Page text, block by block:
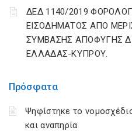
Πρόσφατα
Ψηφίστηκε το
και αναπηρία
ΔΕΔ 1140/2019
ΕΙΣΟΔΗΜΑΤΟΣ ΑΠΟ
ΣΥΜΒΑΣΗΣ ΑΠΟΦΥΓΗΣ
ΕΛΛΑΔΑΣ-ΚΥΠΡΟΥ.